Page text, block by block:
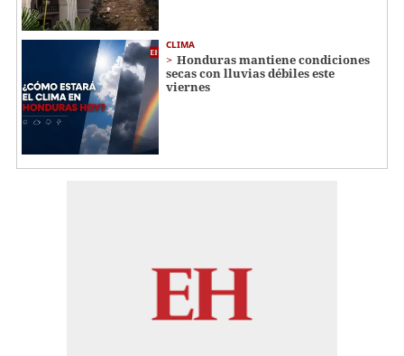
CLIMA
Honduras mantiene condiciones
secas con lluvias débiles este
viernes